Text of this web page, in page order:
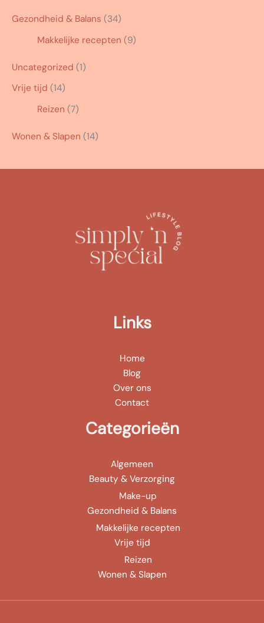
Gezondheid & Balans (34)
Makkelijke recepten (9)
Uncategorized (1)
Vrije tijd (14)
Reizen (7)
Wonen & Slapen (14)
Links
Home
Blog
Over ons
Contact
Categorieën
Algemeen
Beauty & Verzorging
Make-up
Gezondheid & Balans
Makkelijke recepten
Vrije tijd
Reizen
Wonen & Slapen